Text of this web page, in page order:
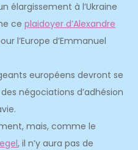
élargissement à l’Ukraine
ceplaidoyer d’Alexandre
l’Europe d’Emmanuel
européens devront se
négociations d’adhésion
mais, comme le
, il n’y aura pas de